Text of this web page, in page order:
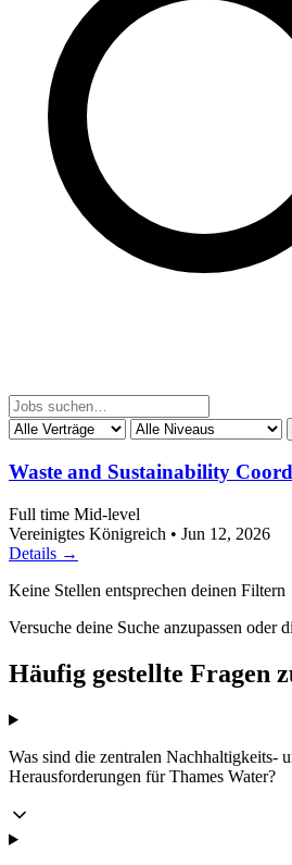
Waste and Sustainability
Full time Mid-level
Vereinigtes Königreich • Jun 12, 2026
Details →
Keine Stellen entsprechen deinen Filtern
Versuche deine Suche anzupassen oder
Häufig gestellte Fragen
Was sind die zentralen Nachhaltigkeits-
Herausforderungen für Thames Water?